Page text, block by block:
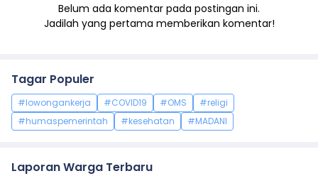
Belum ada komentar pada postingan ini.
Jadilah yang pertama memberikan komentar!
Tagar Populer
#lowongankerja #COVID19 #OMS
#religi
#humaspemerintah
#kesehatan #MADANI
Laporan Warga Terbaru